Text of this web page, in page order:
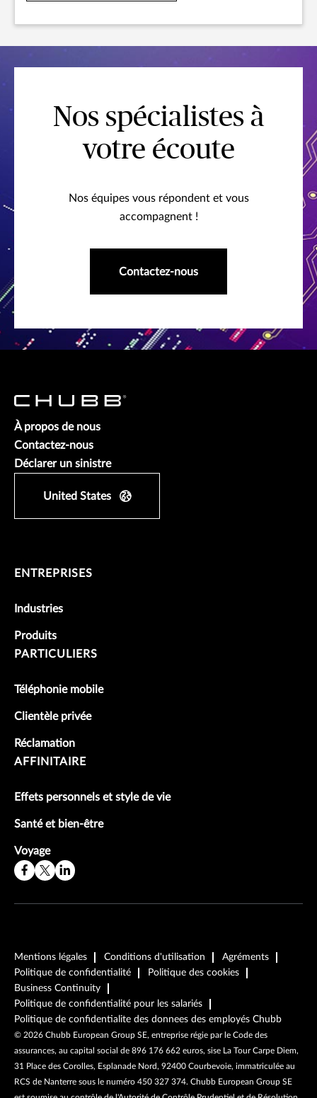
Nos spécialistes à
votre écoute
Nos équipes vous répondent et vous
accompagnent !
Contactez-nous
À propos de nous
Contactez-nous
Déclarer un sinistre
United States
ENTREPRISES
Industries
Produits
PARTICULIERS
Téléphonie mobile
Clientèle privée
Réclamation
AFFINITAIRE
Effets personnels et style de vie
Santé et bien-être
Voyage
Mentions légales Conditions d'utilisation
Agréments
Politique de confidentialité
Politique des cookies
Business Continuity
Politique de confidentialité pour les salariés
Politique de confidentialite des donnees des employés Chubb
© 2026 Chubb European Group SE, entreprise régie par le Code des
assurances, au capital social de 896 176 662 euros, sise La Tour Carpe Diem,
31 Place des Corolles, Esplanade Nord, 92400 Courbevoie, immatriculée au
RCS de Nanterre sous le numéro 450 327 374. Chubb European Group SE